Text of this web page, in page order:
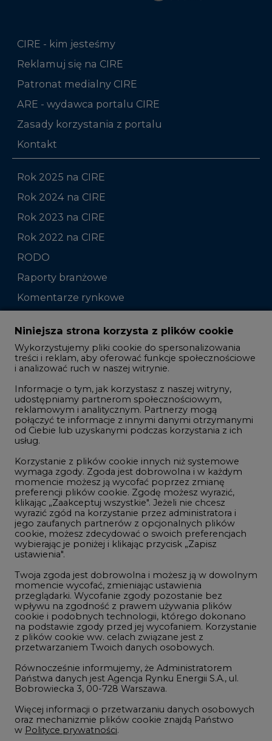
CIRE - kim jesteśmy
Reklamuj się na CIRE
Patronat medialny CIRE
ARE - wydawca portalu CIRE
Zasady korzystania z portalu
Kontakt
Rok 2025 na CIRE
Rok 2024 na CIRE
Rok 2023 na CIRE
Rok 2022 na CIRE
RODO
Raporty branżowe
Komentarze rynkowe
Zmiany kadrowe na rynku
Studio CIRE
Rozmowy o energetyce
Gospodarka
Geopolityka
LTE450
Innowacje i AI
Telekomunikacja i IT
Handel emisjami CO2
Wodór
Górnictwo
Atom
Fotowoltaika
Offshore wind
Zielone samorządy
Zielona gospodarka
Niniejsza strona korzysta z plików cookie
Wykorzystujemy pliki cookie do spersonalizowania
treści i reklam, aby oferować funkcje społecznościowe
i analizować ruch w naszej witrynie.
Informacje o tym, jak korzystasz z naszej witryny,
udostępniamy partnerom społecznościowym,
reklamowym i analitycznym. Partnerzy mogą
połączyć te informacje z innymi danymi otrzymanymi
od Ciebie lub uzyskanymi podczas korzystania z ich
usług.
Korzystanie z plików cookie innych niż systemowe
wymaga zgody. Zgoda jest dobrowolna i w każdym
momencie możesz ją wycofać poprzez zmianę
preferencji plików cookie. Zgodę możesz wyrazić,
klikając „Zaakceptuj wszystkie". Jeżeli nie chcesz
wyrazić zgód na korzystanie przez administratora i
jego zaufanych partnerów z opcjonalnych plików
cookie, możesz zdecydować o swoich preferencjach
wybierając je poniżej i klikając przycisk „Zapisz
ustawienia".
Twoja zgoda jest dobrowolna i możesz ją w dowolnym
momencie wycofać, zmieniając ustawienia
przeglądarki. Wycofanie zgody pozostanie bez
wpływu na zgodność z prawem używania plików
cookie i podobnych technologii, którego dokonano
na podstawie zgody przed jej wycofaniem. Korzystanie
z plików cookie ww. celach związane jest z
przetwarzaniem Twoich danych osobowych.
Równocześnie informujemy, że Administratorem
Państwa danych jest Agencja Rynku Energii S.A., ul.
Bobrowiecka 3, 00-728 Warszawa.
Więcej informacji o przetwarzaniu danych osobowych
oraz mechanizmie plików cookie znajdą Państwo
w Polityce prywatności.